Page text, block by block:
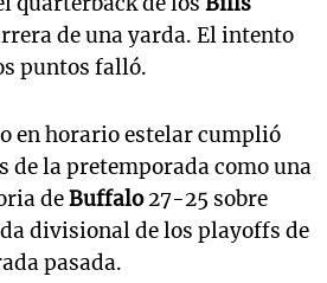
de una yarda. El intento
puntos falló.
en horario estelar cumplió
de la pretemporada como una
deBuffalo27-25 sobre
divisional de los playoffs de
pasada.